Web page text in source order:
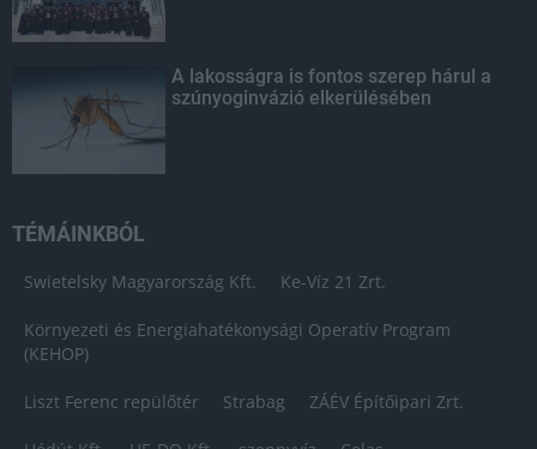
A lakosságra is fontos szerep hárul a
szúnyoginvázió elkerülésében
TÉMÁINKBÓL
Swietelsky Magyarország Kft. Ke-Víz 21 Zrt.
Környezeti és Energiahatékonysági Operatív Program
(KEHOP)
Liszt Ferenc repülőtér Strabag ZÁÉV Építőipari Zrt.